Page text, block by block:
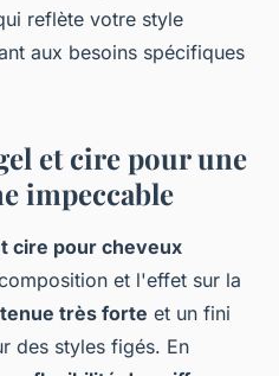
reflète votre style
aux besoins spécifiques
et cire pour une
impeccable
cire pour cheveux
et l'effet sur la
tenue très forte et un fini
des styles figés. En